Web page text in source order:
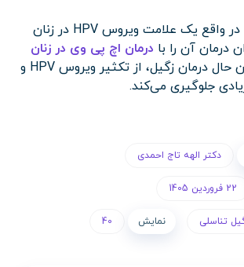
خیر. زگیل تناسلی در واقع یک علامت ویروس HPV در زنان
درمان آن را با درمان اچ پی وی در زنان
برابر دانست. با این حال درمان زگیل، از تکثیر ویروس HPV و
جلوگیری می‌کند.
دکتر الهه تاج احمدی
22 فروردین 1405
تناسلی نمایش 40